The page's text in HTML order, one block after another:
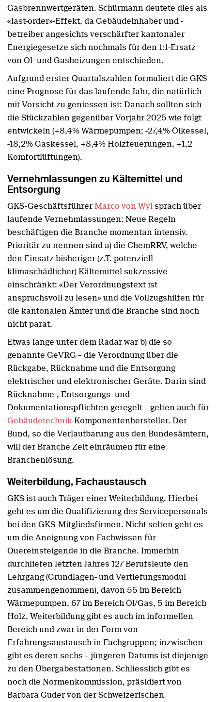
Gasbrennwertgeräten. Schürmann deutete dies als
«last-order»-Effekt, da Gebäudeinhaber und -
betreiber angesichts verschärfter kantonaler
Energiegesetze sich nochmals für den 1:1-Ersatz
von Öl- und Gasheizungen entschieden.
Aufgrund erster Quartalszahlen formuliert die GKS
eine Prognose für das laufende Jahr, die natürlich
mit Vorsicht zu geniessen ist: Danach sollten sich
die Stückzahlen gegenüber Vorjahr 2025 wie folgt
entwickeln (+8,4% Wärmepumpen; -27,4% Ölkessel,
-18,2% Gaskessel, +8,4% Holzfeuerungen, +1,2
Komfortlüftungen).
Vernehmlassungen zu Kältemittel und
Entsorgung
GKS-Geschäftsführer Marco von Wyl sprach über
laufende Vernehmlassungen: Neue Regeln
beschäftigen die Branche momentan intensiv.
Prioritär zu nennen sind a) die ChemRRV, welche
den Einsatz bisheriger (z.T. potenziell
klimaschädlicher) Kältemittel sukzessive
einschränkt: «Der Verordnungstext ist
anspruchsvoll zu lesen» und die Vollzugshilfen für
die kantonalen Ämter und die Branche sind noch
nicht parat.
Etwas lange unter dem Radar war b) die so
genannte GeVRG – die Verordnung über die
Rückgabe, Rücknahme und die Entsorgung
elektrischer und elektronischer Geräte. Darin sind
Rücknahme-, Entsorgungs- und
Dokumentationspflichten geregelt – gelten auch für
Gebäudetechnik-Komponentenhersteller. Der
Bund, so die Verlautbarung aus den Bundesämtern,
will der Branche Zeit einräumen für eine
Branchenlösung.
Weiterbildung, Fachaustausch
GKS ist auch Träger einer Weiterbildung. Hierbei
geht es um die Qualifizierung des Servicepersonals
bei den GKS-Mitgliedsfirmen. Nicht selten geht es
um die Aneignung von Fachwissen für
Quereinsteigende in die Branche. Immerhin
durchliefen letzten Jahres 127 Berufsleute den
Lehrgang (Grundlagen- und Vertiefungsmodul
zusammengenommen), davon 55 im Bereich
Wärmepumpen, 67 im Bereich Öl/Gas, 5 im Bereich
Holz. Weiterbildung gibt es auch im informellen
Bereich und zwar in der Form von
Erfahrungsaustausch in Fachgruppen; inzwischen
gibt es deren sechs – jüngeren Datums ist diejenige
zu den Übergabestationen. Schliesslich gibt es
noch die Normenkommission, präsidiert von
Barbara Guder von der Schweizerischen